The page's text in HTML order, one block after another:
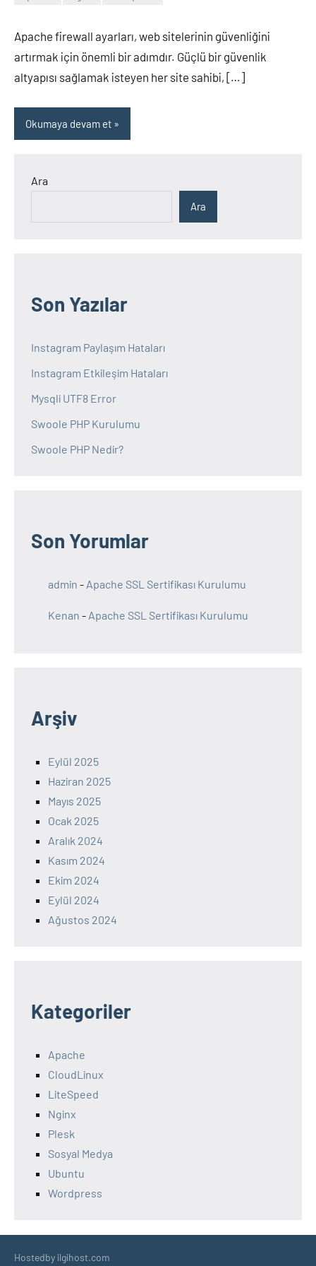
admin
Yorum
Apache firewall ayarları, web sitelerinin güvenliğini
artırmak için önemli bir adımdır. Güçlü bir güvenlik
altyapısı sağlamak isteyen her site sahibi, […]
Okumaya devam et
Ara
Ara
Son Yazılar
Instagram Paylaşım Hataları
Instagram Etkileşim Hataları
Mysqli UTF8 Error
Swoole PHP Kurulumu
Swoole PHP Nedir?
Son Yorumlar
admin - Apache SSL Sertifikası Kurulumu
Kenan - Apache SSL Sertifikası Kurulumu
Arşiv
Eylül 2025
Haziran 2025
Mayıs 2025
Ocak 2025
Aralık 2024
Kasım 2024
Ekim 2024
Eylül 2024
Ağustos 2024
Kategoriler
Apache
CloudLinux
LiteSpeed
Nginx
Plesk
Sosyal Medya
Ubuntu
Wordpress
Hostedby ilgihost.com